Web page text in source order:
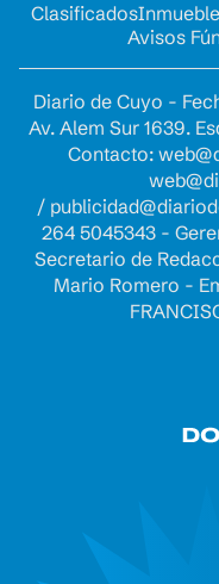
Clasificados
Avisos
Diario de Cuyo -
Av. Alem Sur 1639.
Contacto:
/
264 5045343 -
Secretario de
Mario Romero -